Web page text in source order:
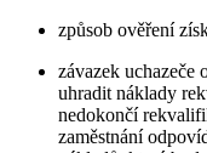
způsob ověření
závazek uchazeče
uhradit náklady
nedokončí
zaměstnání